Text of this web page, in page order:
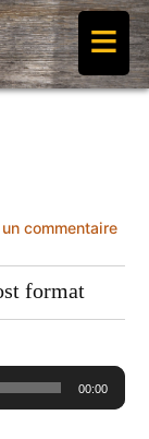
≡
commentairesur
format
00:00